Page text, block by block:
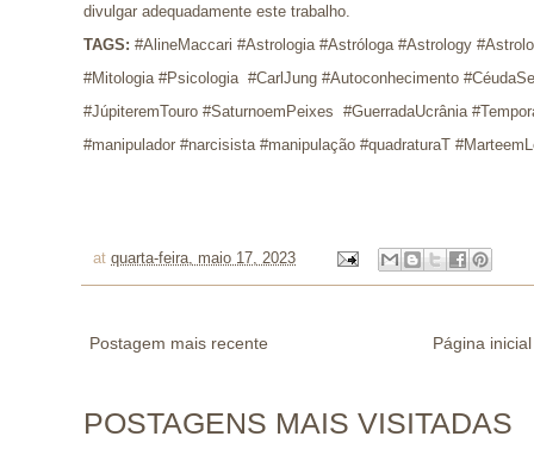
divulgar adequadamente este trabalho.
TAGS: #AlineMaccari #Astrologia #Astróloga #Astrology
#Mitologia #Psicologia  #CarlJung #Autoconhecimento
#JúpiteremTouro #SaturnoemPeixes  #GuerradaUcrânia
#manipulador #narcisista #manipulação #quadraturaT
at quarta-feira, maio 17, 2023
Postagem mais recente Página inicial
POSTAGENS MAIS VISITADAS